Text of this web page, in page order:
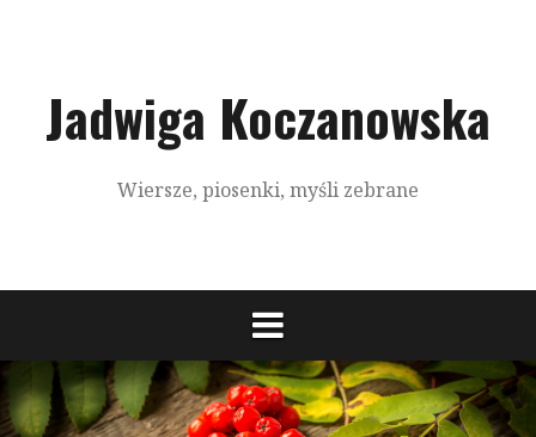
Jadwiga Koczanowska
Wiersze, piosenki, myśli zebrane